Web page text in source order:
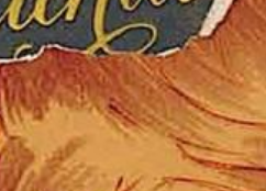
comicON
PesText
PesText 2021
PesText 2022
PesText 2023
PesText 2024